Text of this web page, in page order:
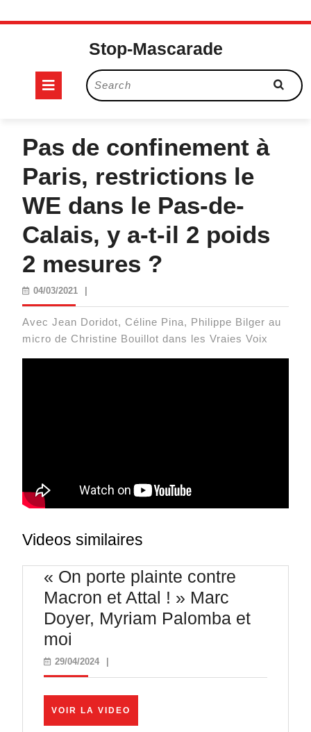
Skip
Stop-Mascarade
Open
Search
for:
Pas de confinement à
Paris, restrictions le
WE dans le Pas-de-
Calais, y a-t-il 2 poids
2 mesures ?
04/03/202104/03/2021
Avec Jean Doridot, Céline Pina, Philippe Bilger au
micro de Christine Bouillot dans les Vraies Voix
Videos similaires
« On porte plainte contre
Macron et Attal ! » Marc
Doyer, Myriam Palomba et
moi
porte
plainte
contre
Macron
29/04/202429/04/2024
VOIR LA VIDEO